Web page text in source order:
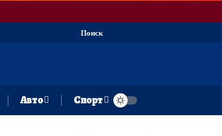
Поиск
Авто Спорт